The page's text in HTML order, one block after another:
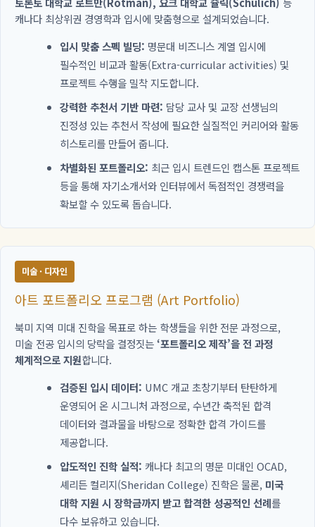
캐나다 최상위권 경영학과 입시에 맞춤형으로 설계되었습니다.
입시 맞춤 스펙 빌딩: 명문대 비즈니스 계열 입시에
필수적인 비교과 활동(Extra-curricular activities) 및
프로젝트 수행을 밀착 지도합니다.
강력한 추천서 기반 마련: 담당 교사 및 교장 선생님의
진정성 있는 추천서 작성에 필요한 실질적인 커리어와 활동
히스토리를 만들어 줍니다.
차별화된 포트폴리오: 최근 입시 트렌드인 캡스톤 프로젝트
등을 통해 자기소개서와 인터뷰에서 독점적인 경쟁력을
확보할 수 있도록 돕습니다.
미술 · 디자인
아트 포트폴리오 프로그램 (Art Portfolio)
북미 지역 미대 진학을 목표로 하는 학생들을 위한 전문 과정으로,
미술 전공 입시의 당락을 결정짓는 ‘포트폴리오 제작’을 전 과정
체계적으로 지원합니다.
검증된 입시 데이터: UMC 개교 초창기부터 탄탄하게
운영되어 온 시그니처 과정으로, 수년간 축적된 합격
데이터와 결과물을 바탕으로 정확한 합격 가이드를
제공합니다.
압도적인 진학 실적: 캐나다 최고의 명문 미대인 OCAD,
셰리든 컬리지(Sheridan College) 진학은 물론, 미국
대학 지원 시 장학금까지 받고 합격한 성공적인 선례를
다수 보유하고 있습니다.